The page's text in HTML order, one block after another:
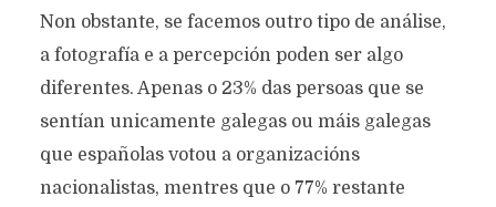
Non obstante, se facemos outro tipo de análise,
a fotografía e a percepción poden ser algo
diferentes. Apenas o 23% das persoas que se
sentían unicamente galegas ou máis galegas
que españolas votou a organizacións
nacionalistas, mentres que o 77% restante